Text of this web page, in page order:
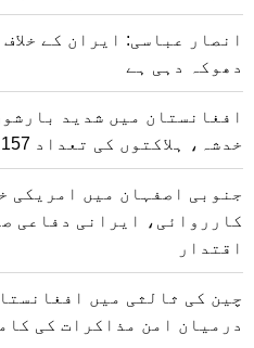
انصار عباسی: ایران کے
دھوکہ دہی ہے
افغانستان میں شدید
خدشہ، ہلاکتوں کی تعداد 157 ہو گئی
جنوبی اصفہان میں امریکی
کارروائی، ایرانی دفاعی
اقتدار
چین کی ثالثی میں
درمیان امن مذاکرات کی